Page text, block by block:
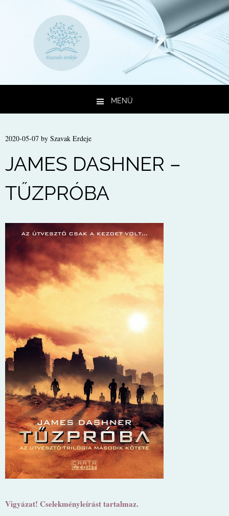
MENÜ
2020-05-07 by Szavak Erdeje
JAMES DASHNER –
TŰZPRÓBA
Vigyázat! Cselekményleírást tartalmaz.